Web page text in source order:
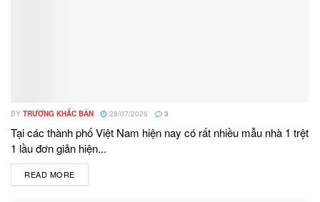
BY TRƯƠNG KHẮC BẢN 28/07/2026 3
Tại các thành phố Việt Nam hiện nay có rất nhiều mẫu nhà 1 trệt
1 lầu đơn giản hiện...
READ MORE